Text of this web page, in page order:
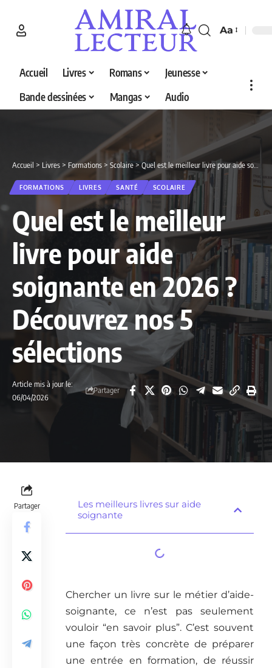
Aa
Accueil Livres Romans
Jeunesse
Bande dessinées
Mangas Audio
Accueil > Livres > Formations> Scolaire>Quel est le meilleur livre pour aide soignante en 2026 ? Découvrez nos 5 sélections
FORMATIONS LIVRES SANTÉ SCOLAIRE
Quel est le meilleur
livre pour aide
soignante en 2026 ?
Découvrez nos 5
sélections
Article mis à jour le:
06/04/2026
Partager
Partager
Les meilleurs livres sur aide
soignante
Chercher un livre sur le métier d’aide-
soignante, ce n’est pas seulement
vouloir “en savoir plus”. C’est souvent
une façon très concrète de préparer
une entrée en formation, de réussir